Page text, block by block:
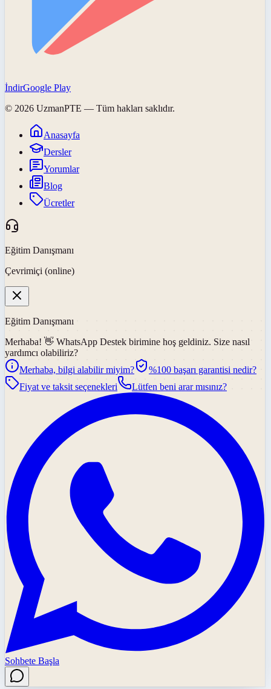
İndirGoogle Play
© 2026 UzmanPTE — Tüm hakları saklıdır.
Anasayfa
Dersler
Yorumlar
Blog
Ücretler
Eğitim Danışmanı
Çevrimiçi (online)
Eğitim Danışmanı
Merhaba! 👋 WhatsApp Destek birimine hoş geldiniz. Size nasıl
yardımcı olabiliriz?
Merhaba, bilgi alabilir miyim?
%100 başarı garantisi nedir?
Fiyat ve taksit seçenekleri
Lütfen beni arar mısınız?
Sohbete Başla